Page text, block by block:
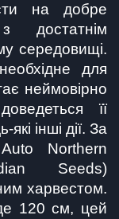
на добре
достатнім
середовищі.
для
неймовірно
її
інші дії. За
Northern
Seeds)
харвестом.
120 см, цей